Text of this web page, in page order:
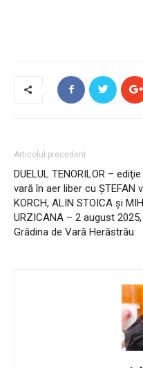
Articolul precedent
DUELUL TENORILOR –
vară în aer liber cu ŞTEFAN
KORCH, ALIN STOICA şi
URZICANA – 2 august 2025,
Grădina de Vară Herăstrău